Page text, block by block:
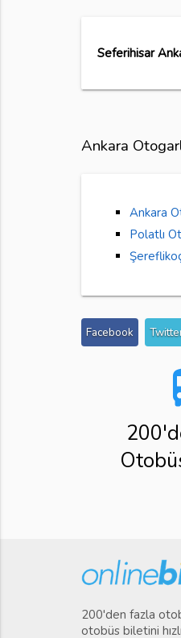
Seferihisar
Ankara
Ankara
Polatlı
Facebook
200'den fazla
otobüs biletini